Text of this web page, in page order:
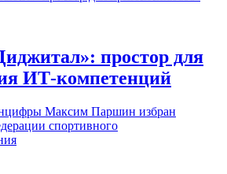
простор для
ИТ-компетенций